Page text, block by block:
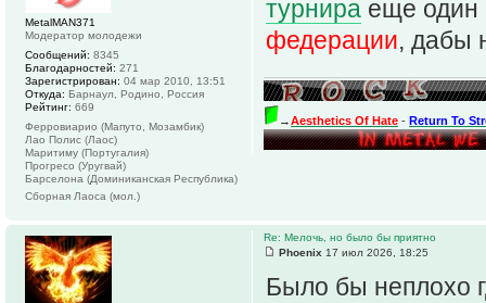
турнира еще один
федерации, дабы
→Aesthetics Of Hate - Return To
MetalMAN371
Модератор молодежи
Сообщений: 8345
Благодарностей: 271
Зарегистрирован: 04 мар 2010, 13:51
Откуда: Барнаул, Родино, Россия
Рейтинг: 669
Ферровиарио (Мапуто, Мозамбик)
Лао Полис (Лаос)
Маритиму (Португалия)
Прогресо (Уругвай)
Барселона (Доминиканская Республика)
Сборная Лаоса (мол.)
Re: Мелочь, но было бы приятно
Phoenix 17 июл 2026, 18:25
Было бы неплохо